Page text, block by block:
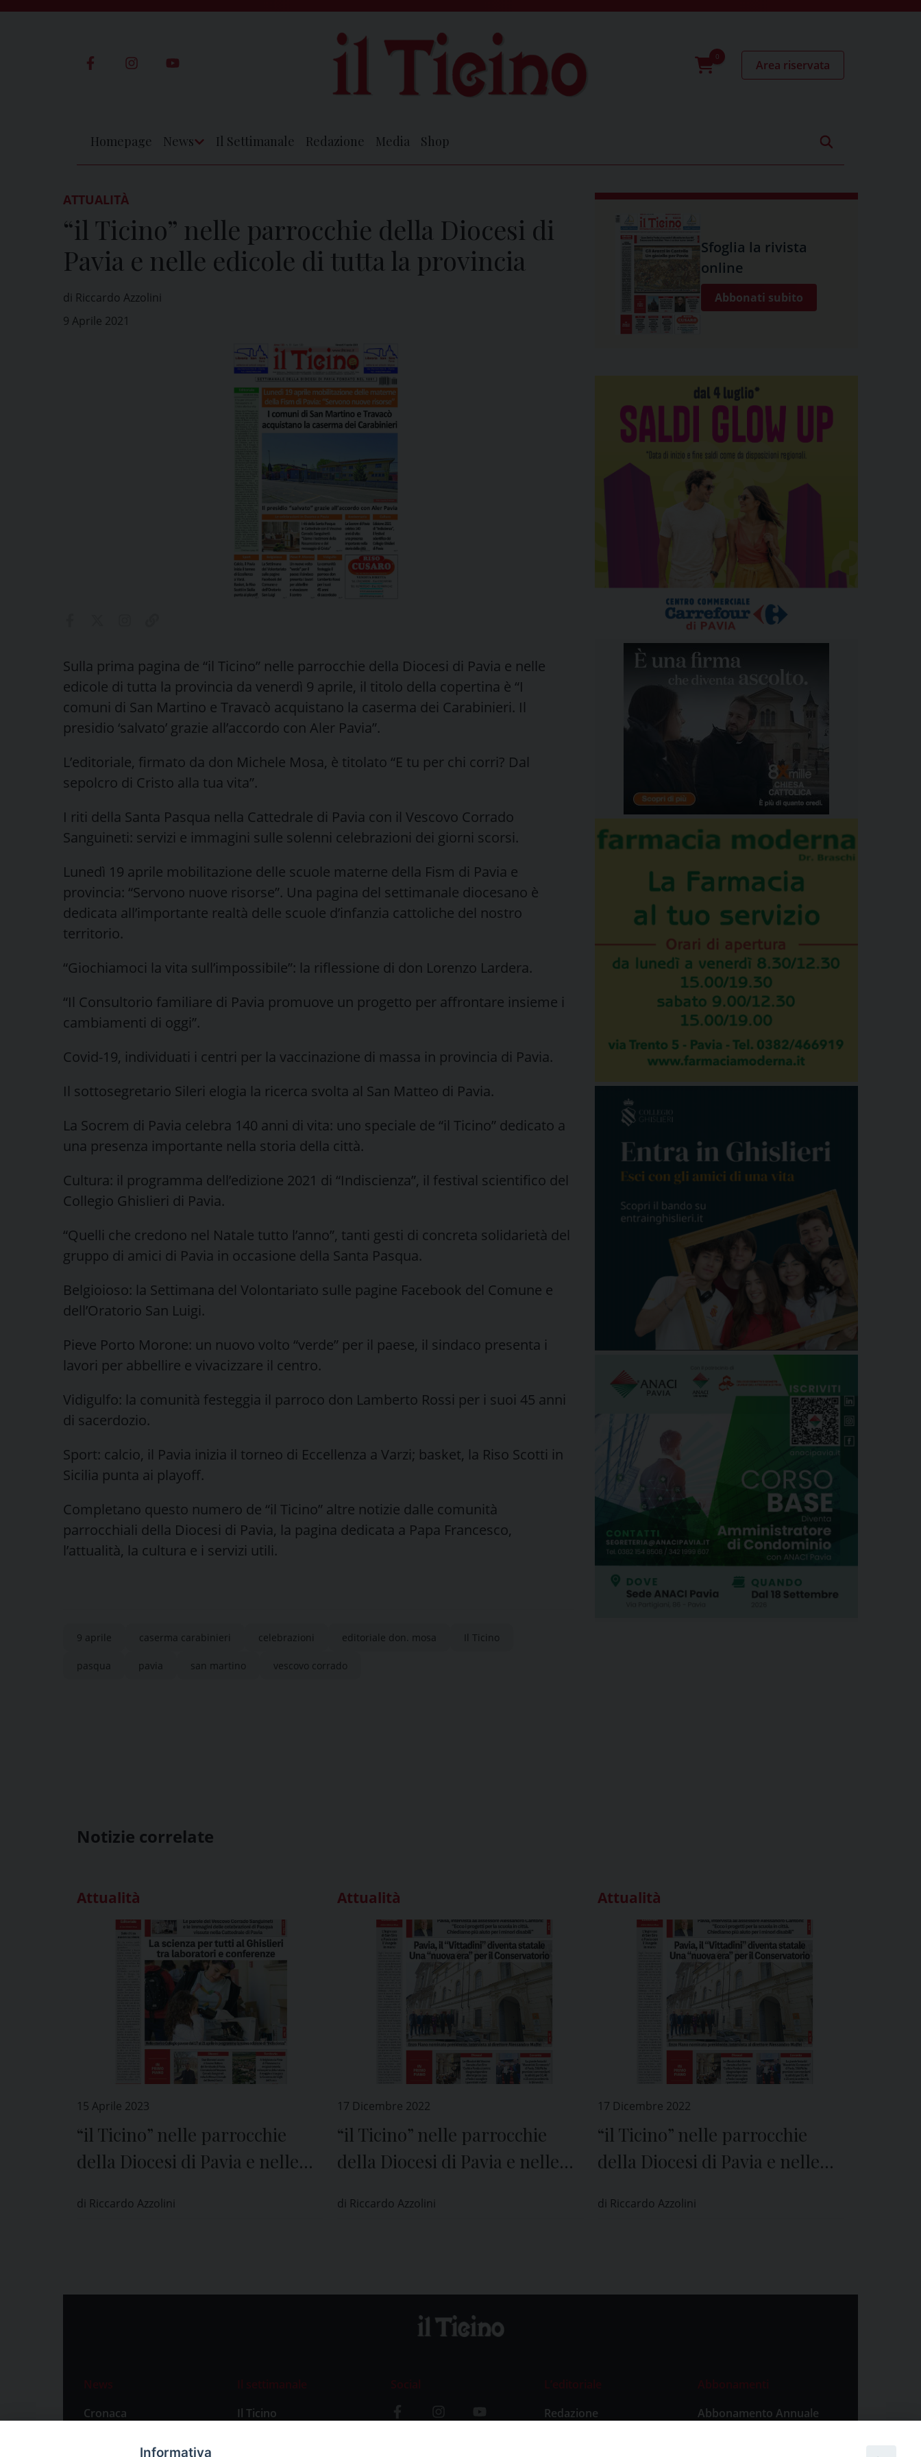
0
Area riservata
Homepage News Il Settimanale Redazione Media Shop
ATTUALITÀ
“il Ticino” nelle parrocchie della Diocesi di
Pavia e nelle edicole di tutta la provincia
di Riccardo Azzolini
9 Aprile 2021
Sulla prima pagina de “il Ticino” nelle parrocchie della Diocesi di Pavia e nelle
edicole di tutta la provincia da venerdì 9 aprile, il titolo della copertina è “I
comuni di San Martino e Travacò acquistano la caserma dei Carabinieri. Il
presidio ‘salvato’ grazie all’accordo con Aler Pavia”.
L’editoriale, firmato da don Michele Mosa, è titolato “E tu per chi corri? Dal
sepolcro di Cristo alla tua vita”.
I riti della Santa Pasqua nella Cattedrale di Pavia con il Vescovo Corrado
Sanguineti: servizi e immagini sulle solenni celebrazioni dei giorni scorsi.
Lunedì 19 aprile mobilitazione delle scuole materne della Fism di Pavia e
provincia: “Servono nuove risorse”. Una pagina del settimanale diocesano è
dedicata all’importante realtà delle scuole d’infanzia cattoliche del nostro
territorio.
“Giochiamoci la vita sull’impossibile”: la riflessione di don Lorenzo Lardera.
“Il Consultorio familiare di Pavia promuove un progetto per affrontare insieme i
cambiamenti di oggi”.
Covid-19, individuati i centri per la vaccinazione di massa in provincia di Pavia.
Il sottosegretario Sileri elogia la ricerca svolta al San Matteo di Pavia.
La Socrem di Pavia celebra 140 anni di vita: uno speciale de “il Ticino” dedicato a
una presenza importante nella storia della città.
Cultura: il programma dell’edizione 2021 di “Indiscienza”, il festival scientifico del
Collegio Ghislieri di Pavia.
“Quelli che credono nel Natale tutto l’anno”, tanti gesti di concreta solidarietà del
gruppo di amici di Pavia in occasione della Santa Pasqua.
Belgioioso: la Settimana del Volontariato sulle pagine Facebook del Comune e
dell’Oratorio San Luigi.
Pieve Porto Morone: un nuovo volto “verde” per il paese, il sindaco presenta i
lavori per abbellire e vivacizzare il centro.
Vidigulfo: la comunità festeggia il parroco don Lamberto Rossi per i suoi 45 anni
di sacerdozio.
Sport: calcio, il Pavia inizia il torneo di Eccellenza a Varzi; basket, la Riso Scotti in
Sicilia punta ai playoff.
Completano questo numero de “il Ticino” altre notizie dalle comunità
parrocchiali della Diocesi di Pavia, la pagina dedicata a Papa Francesco,
l’attualità, la cultura e i servizi utili.
9 aprile caserma carabinieri celebrazioni editoriale don. mosa Il Ticino
pasqua pavia san martino vescovo corrado
Sfoglia la rivista
online
Abbonati subito
Notizie correlate
Attualità
15 Aprile 2023
“il Ticino” nelle parrocchie
della Diocesi di Pavia e nelle
di Riccardo Azzolini
Attualità
17 Dicembre 2022
“il Ticino” nelle parrocchie
della Diocesi di Pavia e nelle
di Riccardo Azzolini
Attualità
17 Dicembre 2022
“il Ticino” nelle parrocchie
della Diocesi di Pavia e nelle
di Riccardo Azzolini
News
Cronaca
Il settimanale
Il Ticino
Social
L’editoriale
Redazione
Abbonamenti
Abbonamento Annuale
Informativa